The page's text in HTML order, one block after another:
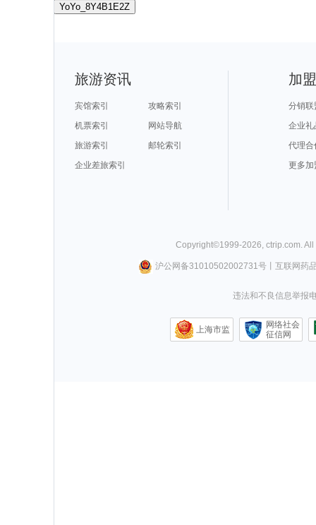
YoYo_8Y4B1E2Z
旅游资讯
宾馆索引
攻略索引
机票索引
网站导航
旅游索引
邮轮索引
企业差旅索引
加
分销联
企业礼
代理合
更多加
Copyright©1999-2026 ctrip.com .
沪公网备31010502002731号丨 互联网药
违法和不良信息举报
上海市监
网络社会
征信网